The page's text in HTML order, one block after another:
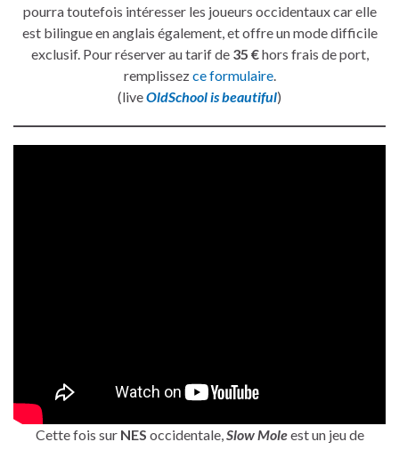
pourra toutefois intéresser les joueurs occidentaux car elle
est bilingue en anglais également, et offre un mode difficile
exclusif. Pour réserver au tarif de 35 €hors frais de port,
remplissezce formulaire.
(liveOldSchool is beautiful)
Cette fois sur NES occidentale, Slow Moleest un jeu de